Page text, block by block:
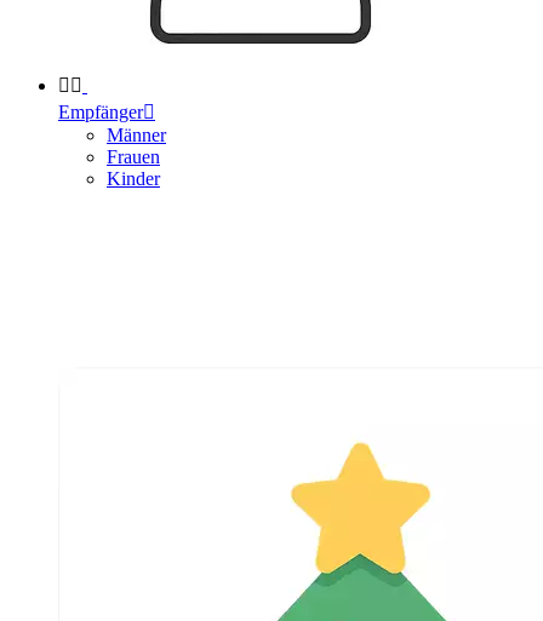
 
Empfänger
Männer
Frauen
Kinder